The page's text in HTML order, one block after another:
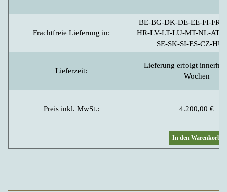
Frachtfreie Lieferung in:
Lieferzeit:
Preis inkl. MwSt.:
BE-BG-DK-DE-EE-FI-FR-
HR-LV-LT-LU-MT-NL-AT-
SE-SK-SI-ES-CZ-
Lieferung erfolgt
Wochen
4.200,00€
In den Warenkorb